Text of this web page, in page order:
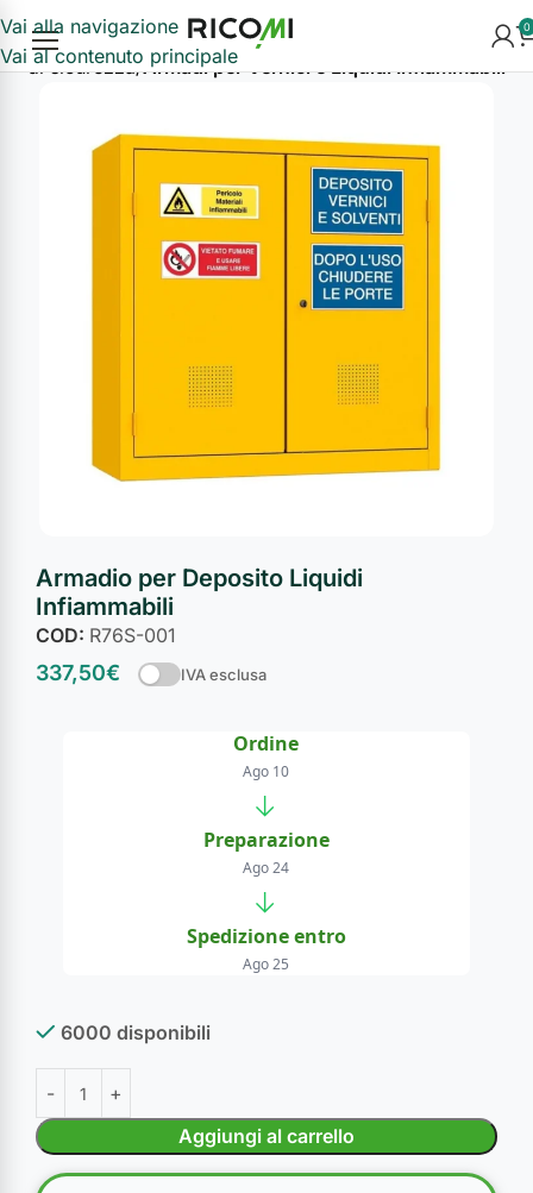
Vai alla navigazione
Vai al contenuto principale
0
di sicurezza Armadi per Vernici e Liquidi Infiammabili
Armadio per Deposito Liquidi
Infiammabili
COD: R76S-001
337,50€ IVA esclusa
Ordine
Ago 10
→
Preparazione
Ago 24
→
Spedizione entro
Ago 25
6000 disponibili
Aggiungi al carrello